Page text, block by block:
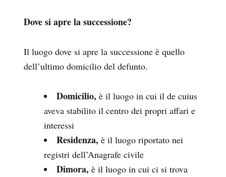
Dove si apre la successione?
Il luogo dove si apre la successione è quello
dell’ultimo domicilio del defunto.
Domicilio, è il luogo in cui il de cuius
aveva stabilito il centro dei propri affari e
interessi
Residenza, è il luogo riportato nei
registri dell’Anagrafe civile
Dimora, è il luogo in cui ci si trova